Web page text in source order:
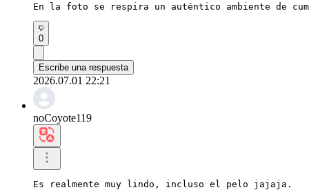
En la foto se respira un auténtico ambiente de
0
Escribe una respuesta
2026.07.01 22:21
noCoyote119
Es realmente muy lindo, incluso el pelo jajaja.